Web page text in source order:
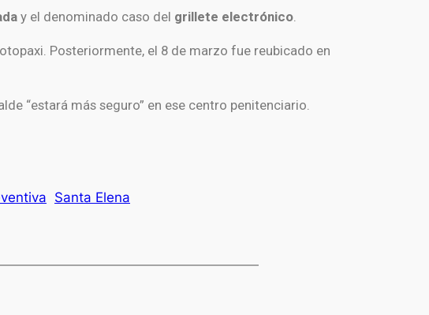
y el denominado caso del grillete electrónico.
Posteriormente, el 8 de marzo fue reubicado en
“estará más seguro” en ese centro penitenciario.
Santa Elena